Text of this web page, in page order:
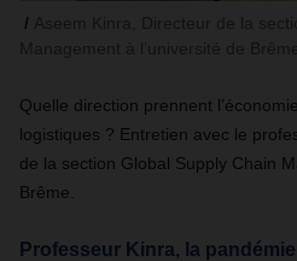
Quelle direction prennent
logistiques ? Entretien avec le
de la section Global Supply Chain
Brême.
Professeur Kinra, la